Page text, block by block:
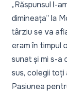
„Răspunsul l-
dimineața” la
târziu se va
eram în timpul
sunat și mi s-a
sus, colegii toți
Pasiunea